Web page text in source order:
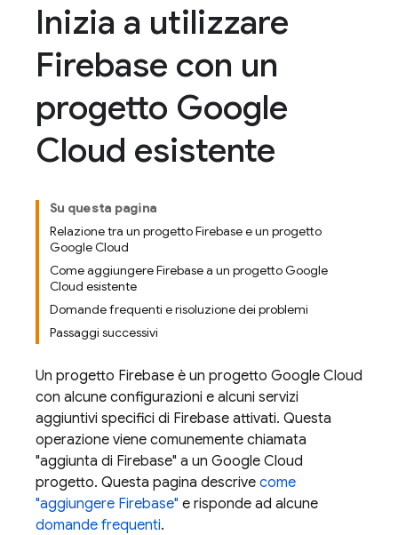
Inizia a utilizzare
Firebase con un
progetto Google
Cloud esistente
Su questa pagina
Relazione tra un progetto Firebase e un progetto
Google Cloud
Come aggiungere Firebase a un progetto Google
Cloud esistente
Domande frequenti e risoluzione dei problemi
Passaggi successivi
Un progetto Firebase è un progetto Google Cloud
con alcune configurazioni e alcuni servizi
aggiuntivi specifici di Firebase attivati. Questa
operazione viene comunemente chiamata
"aggiunta di Firebase" a un Google Cloud
progetto. Questa pagina descrive come
"aggiungere Firebase" e risponde ad alcune
domande frequenti.